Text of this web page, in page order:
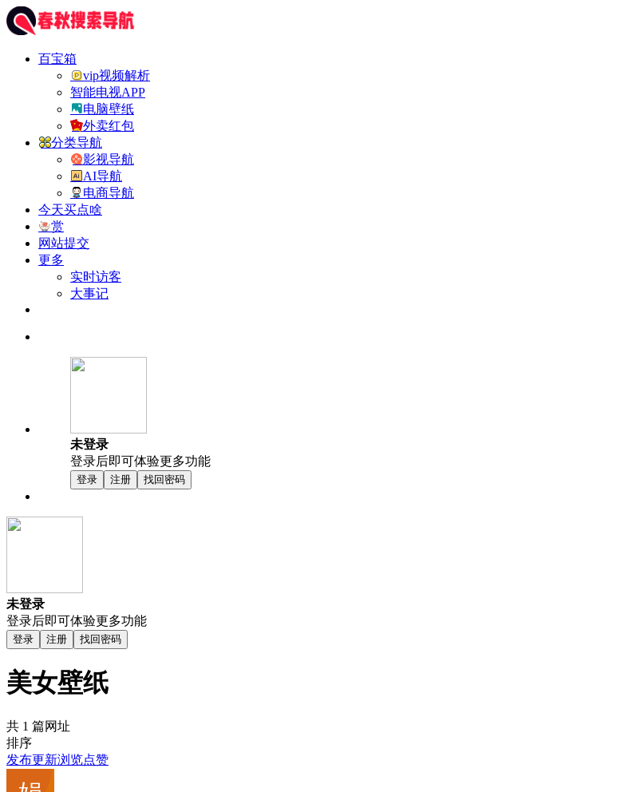
百宝箱
vip视频解析
智能电视APP
电脑壁纸
外卖红包
分类导航
影视导航
AI导航
电商导航
今天买点啥
赏
网站提交
更多
实时访客
大事记
未登录
登录后即可体验更多功能
登录 注册 找回密码
未登录
登录后即可体验更多功能
登录 注册 找回密码
美女壁纸
共 1 篇网址
排序
发布更新浏览点赞